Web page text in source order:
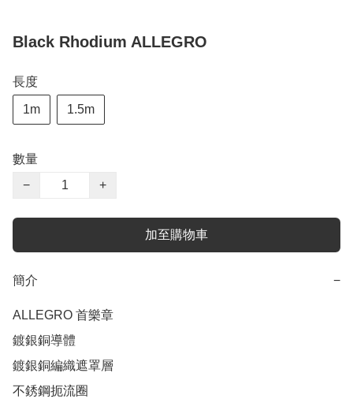
Black Rhodium ALLEGRO
長度
1m 1.5m
數量
−
+
加至購物車
簡介 −
ALLEGRO 首樂章
鍍銀銅導體
鍍銀銅編織遮罩層
不銹鋼扼流圈